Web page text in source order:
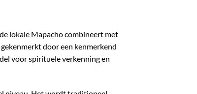
lokale Mapacho combineert met
door een kenmerkend
voor spirituele verkenning en